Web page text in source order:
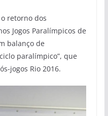
retorno dos
Jogos Paralímpicos de
balanço de
paralímpico”, que
jogos Rio 2016.